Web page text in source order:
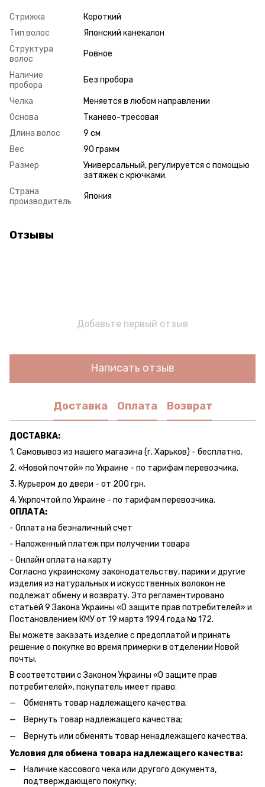
Стрижка
Короткий
Тип волос
Японский канекалон
Структура
волос
Ровное
Наличие
пробора
Без пробора
Челка
Меняется в любом направлении
Основа
Тканево-тресовая
Длина волос
9 см
Вес
90 грамм
Размер
Универсальный, регулируется с помощью
затяжек с крючками.
Страна
производитель
Япония
Отзывы
Добавьте первый отзыв
Написать отзыв
Доставка Оплата Возврат
ДОСТАВКА:
1. Самовывоз из нашего магазина (г. Харьков) - бесплатно.
2. «Новой почтой» по Украине - по тарифам перевозчика.
3. Курьером до двери - от 200 грн.
4. Укрпочтой по Украине - по тарифам перевозчика.
ОПЛАТА:
- Оплата на безналичный счет
- Наложенный платеж при получении товара
- Онлайн оплата на карту
Согласно украинскому законодательству, парики и другие
изделия из натуральных и искусственных волокон не
подлежат обмену и возврату. Это регламентировано
статьёй 9 Закона Украины «О защите прав потребителей» и
Постановлением КМУ от 19 марта 1994 года № 172.
Вы можете заказать изделие с предоплатой и принять
решение о покупке во время примерки в отделении Новой
почты.
В соответствии с Законом Украины «О защите прав
потребителей», покупатель имеет право:
Обменять товар надлежащего качества;
Вернуть товар надлежащего качества;
Вернуть или обменять товар ненадлежащего качества.
Условия для обмена товара надлежащего качества:
Наличие кассового чека или другого документа,
подтверждающего покупку;